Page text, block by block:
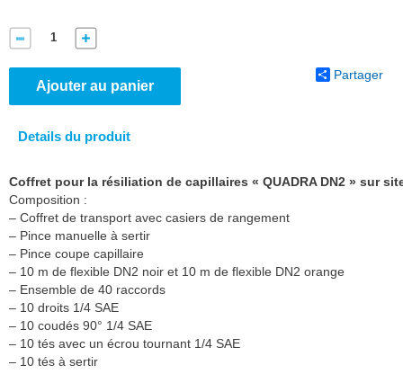
Ajouter au panier
Partager
Details du produit
Coffret pour la résiliation de capillaires « QUADRA DN2 » sur
Composition :
– Coffret de transport avec casiers de rangement
– Pince manuelle à sertir
– Pince coupe capillaire
– 10 m de flexible DN2 noir et 10 m de flexible DN2 orange
– Ensemble de 40 raccords
– 10 droits 1/4 SAE
– 10 coudés 90° 1/4 SAE
– 10 tés avec un écrou tournant 1/4 SAE
– 10 tés à sertir